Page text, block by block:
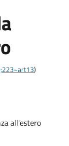
)
all'estero